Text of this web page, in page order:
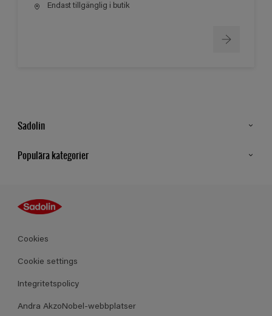
Endast tillgänglig i butik
Sadolin
Populära kategorier
Guides
Kulörer
Produkter
Cookies
Cookie settings
Integritetspolicy
Andra AkzoNobel-webbplatser